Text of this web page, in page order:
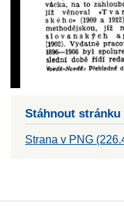
Stáhnout stránku
Strana v PNG